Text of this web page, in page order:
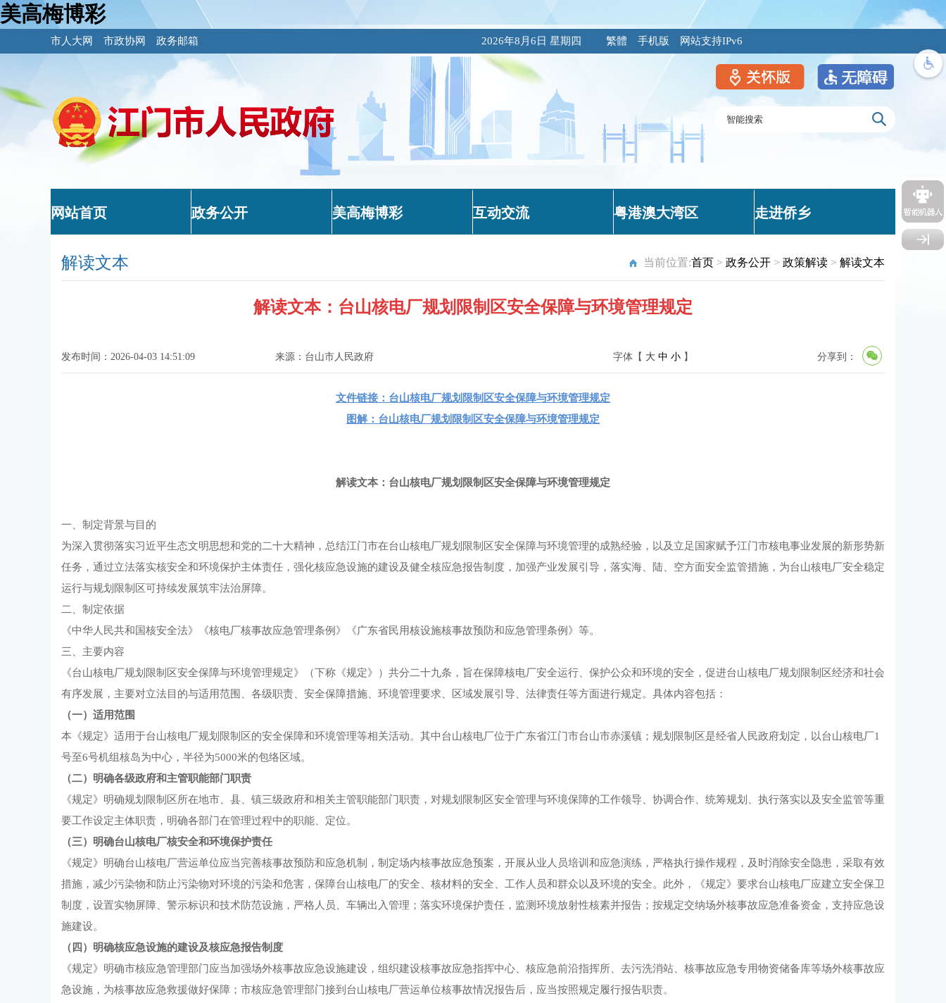
美高梅博彩
市人大网 市政协网 政务邮箱 2026年8月6日 星期四 繁體 手机版 网站支持IPv6
网站首页 政务公开 美高梅博彩 互动交流 粤港澳大湾区 走进侨乡
解读文本 当前位置:首页 > 政务公开 > 政策解读 > 解读文本
解读文本：台山核电厂规划限制区安全保障与环境管理规定
发布时间：2026-04-03 14:51:09 来源：台山市人民政府 字体【 大 中 小】 分享到：
文件链接： 台山核电厂规划限制区安全保障与环境管理规定
图解： 台山核电厂规划限制区安全保障与环境管理规定
解读文本：台山核电厂规划限制区安全保障与环境管理规定
一、制定背景与目的
为深入贯彻落实习近平生态文明思想和党的二十大精神，总结江门市在台山核电厂规划限制区安全保障与环境管理的成熟经验，以及立足国家赋予江门市核电事业发展的新形势新
任务，通过立法落实核安全和环境保护主体责任，强化核应急设施的建设及健全核应急报告制度，加强产业发展引导，落实海、陆、空方面安全监管措施，为台山核电厂安全稳定
运行与规划限制区可持续发展筑牢法治屏障。
二、制定依据
《中华人民共和国核安全法》《核电厂核事故应急管理条例》《广东省民用核设施核事故预防和应急管理条例》等。
三、主要内容
《台山核电厂规划限制区安全保障与环境管理规定》（下称《规定》）共分二十九条，旨在保障核电厂安全运行、保护公众和环境的安全，促进台山核电厂规划限制区经济和社会
有序发展，主要对立法目的与适用范围、各级职责、安全保障措施、环境管理要求、区域发展引导、法律责任等方面进行规定。具体内容包括：
（一）适用范围
本《规定》适用于台山核电厂规划限制区的安全保障和环境管理等相关活动。其中台山核电厂位于广东省江门市台山市赤溪镇；规划限制区是经省人民政府划定，以台山核电厂1
号至6号机组核岛为中心，半径为5000米的包络区域。
（二）明确各级政府和主管职能部门职责
《规定》明确规划限制区所在地市、县、镇三级政府和相关主管职能部门职责，对规划限制区安全管理与环境保障的工作领导、协调合作、统筹规划、执行落实以及安全监管等重
要工作设定主体职责，明确各部门在管理过程中的职能、定位。
（三）明确台山核电厂核安全和环境保护责任
《规定》明确台山核电厂营运单位应当完善核事故预防和应急机制，制定场内核事故应急预案，开展从业人员培训和应急演练，严格执行操作规程，及时消除安全隐患，采取有效
措施，减少污染物和防止污染物对环境的污染和危害，保障台山核电厂的安全、核材料的安全、工作人员和群众以及环境的安全。此外，《规定》要求台山核电厂应建立安全保卫
制度，设置实物屏障、警示标识和技术防范设施，严格人员、车辆出入管理；落实环境保护责任，监测环境放射性核素并报告；按规定交纳场外核事故应急准备资金，支持应急设
施建设。
（四）明确核应急设施的建设及核应急报告制度
《规定》明确市核应急管理部门应当加强场外核事故应急设施建设，组织建设核事故应急指挥中心、核应急前沿指挥所、去污洗消站、核事故应急专用物资储备库等场外核事故应
急设施，为核事故应急救援做好保障；市核应急管理部门接到台山核电厂营运单位核事故情况报告后，应当按照规定履行报告职责。